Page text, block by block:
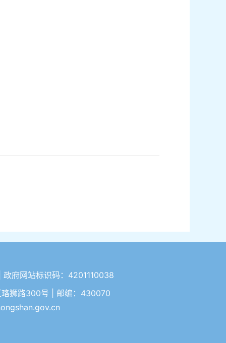
府网站标识码：4201110038
珞狮路300号 | 邮编：430070